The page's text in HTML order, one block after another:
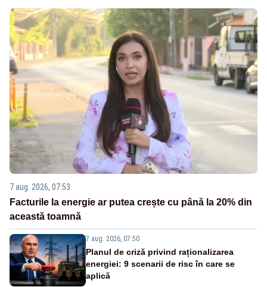
7 aug. 2026, 07:53
Facturile la energie ar putea crește cu până la 20% din
această toamnă
7 aug. 2026, 07:50
Planul de criză privind raționalizarea
energiei: 9 scenarii de risc în care se
aplică